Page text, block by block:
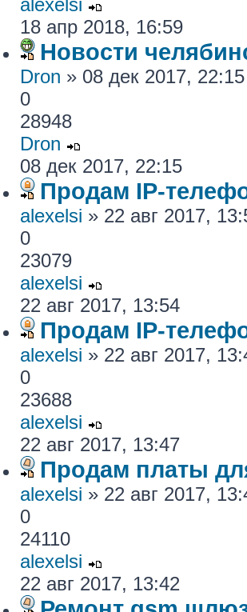
alexelsi
18 апр 2018, 16:59
Новости
Dron » 08 дек 2017,
0
28948
Dron
08 дек 2017, 22:15
Продам IP-
alexelsi » 22 авг 2017,
0
23079
alexelsi
22 авг 2017, 13:54
Продам IP-
alexelsi » 22 авг 2017,
0
23688
alexelsi
22 авг 2017, 13:47
Продам платы
alexelsi » 22 авг 2017,
0
24110
alexelsi
22 авг 2017, 13:42